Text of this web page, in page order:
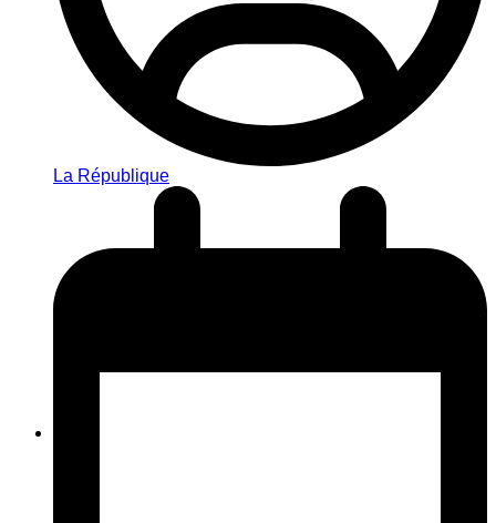
La République